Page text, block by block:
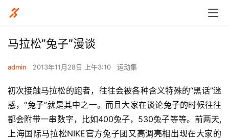
马拉松”兔子”漫谈
admin 2013年11月28日 上午3:10 运动集
初次接触马拉松的跑者，往往会被各种含义特殊的“黑话”迷
惑，“兔子”就是其中之一。而且大家在谈论兔子的时候往往
都会附带一串数字，比如400兔子，530兔子等等。前两天,
上海国际马拉松NIKE官方兔子团又高调亮相出现在大家的